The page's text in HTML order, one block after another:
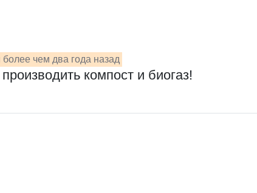
чем два года назад
компост и биогаз!